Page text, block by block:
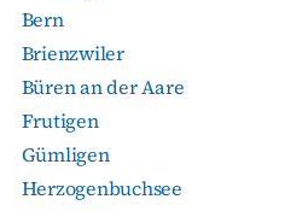
Bern
Brienzwiler
Büren an der Aare
Frutigen
Gümligen
Herzogenbuchsee